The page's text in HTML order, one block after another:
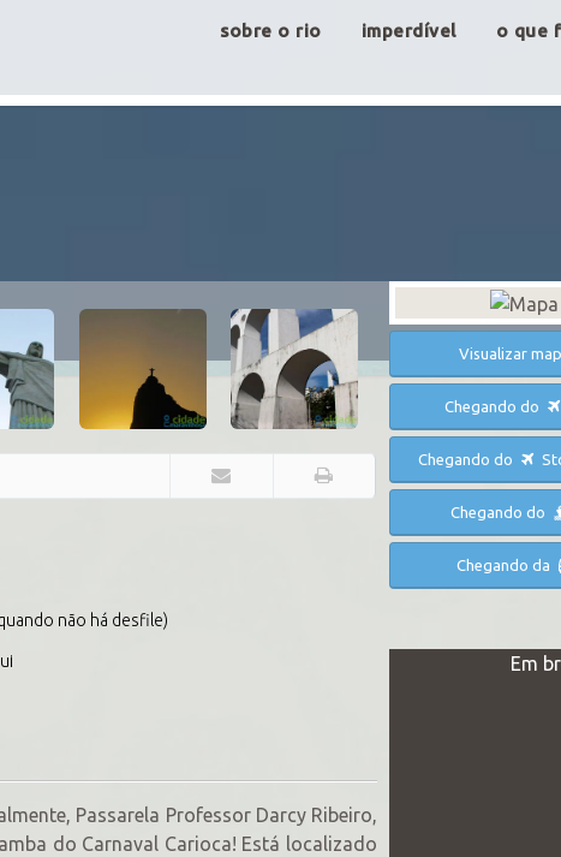
sobre o rio imperdível o que
não há desfile)
Passarela Professor Darcy Ribeiro,
do Carnaval Carioca! Está localizado
Visualizar
Chegando do
Chegando do
Chegando do
Chegando da
Em